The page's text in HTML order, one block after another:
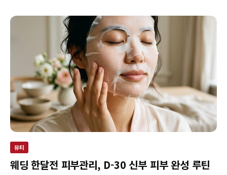
뷰티
웨딩 한달전 피부관리, D-30 신부 피부 완성 루틴